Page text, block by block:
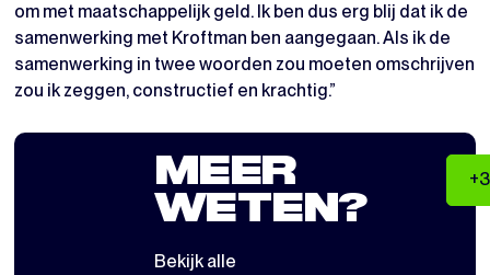
om met maatschappelijk geld. Ik ben dus erg blij dat ik de
samenwerking met Kroftman ben aangegaan. Als ik de
samenwerking in twee woorden zou moeten omschrijven
zou ik zeggen, constructief en krachtig.”
MEER
WETEN?
Bekijk alle